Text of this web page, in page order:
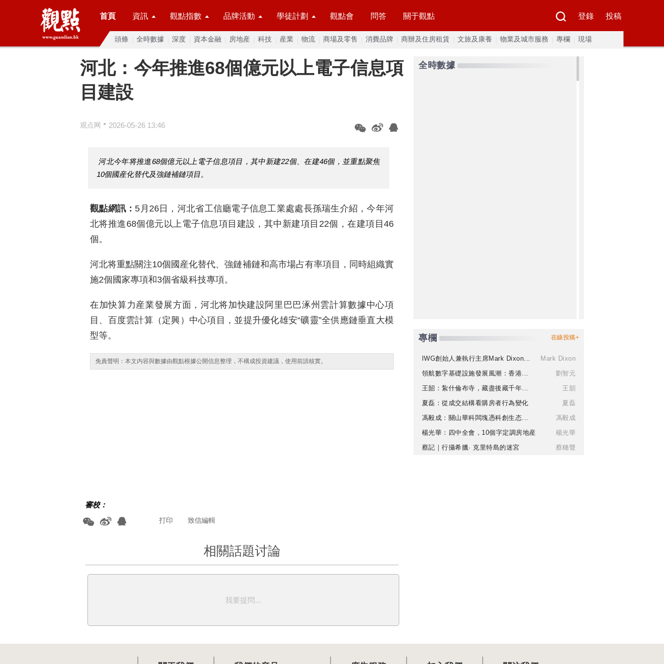
首頁 資訊 觀點指數 品牌活動 學徒計劃 觀點會 問答 關于觀點 登錄 投稿
頭條 全時數據 深度 資本金融 房地産 科技 産業 物流 商場及零售 消費品牌 商辦及住房租賃 文旅及康養 物業及城市服務 專欄 現場
河北：今年推進68個億元以上電子信息項
目建設
观点网 • 2026-05-26 13:46
河北今年将推進68個億元以上電子信息項目，其中新建22個、在建46個，並重點聚焦
10個國産化替代及強鏈補鏈項目。
觀點網訊： 5月26日，河北省工信廳電子信息工業處處長孫瑞生介紹，今年河
北将推進68個億元以上電子信息項目建設，其中新建項目22個，在建項目46
個。
河北将重點關注10個國産化替代、強鏈補鏈和高市場占有率項目，同時組織實
施2個國家專項和3個省級科技專項。
在加快算力産業發展方面，河北将加快建設阿里巴巴涿州雲計算數據中心項
目、百度雲計算（定興）中心項目，並提升優化雄安“礦靈”全供應鏈垂直大模
型等。
免責聲明：本文内容與數據由觀點根據公開信息整理，不構成投資建議，使用前請核實。
審校：
致信編輯
打印
相關話題讨論
我要提問...
全時數據
專欄 在線投稿+
IWG創始人兼執行主席Mark Dixon...
Mark Dixon
領航數字基礎設施發展風潮：香港...
劉智元
王韶：紮什倫布寺，藏盡後藏千年...
王韶
夏磊：從成交結構看購房者行為變化
夏磊
馮毅成：關山華科闆塊憑科創生态...
馮毅成
楊光華：四中全會，10個字定調房地産
楊光華
蔡記｜行攝希臘· 克里特島的迷宮
蔡穗聲